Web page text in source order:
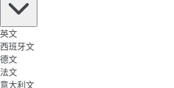
英文
西班牙文
德文
法文
意大利文